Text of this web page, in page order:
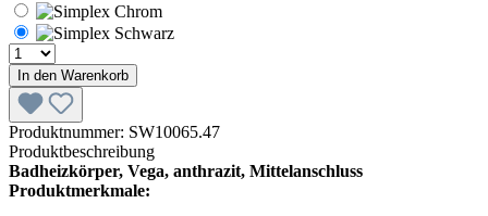
In den Warenkorb
Produktnummer: SW10065.47
Produktbeschreibung
Badheizkörper, Vega, anthrazit, Mittelanschluss
Produktmerkmale: